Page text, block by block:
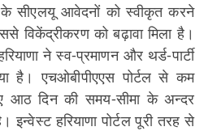
सीएलयू आवेदनों को स्वीकृत करने
विकेंद्रीकरण को बढ़ावा मिला है।
ने स्व-प्रमाणन और थर्ड-पार्टी
है। एचओबीपीएएस पोर्टल से कम
आठ दिन की समय-सीमा के अन्दर
इन्वेस्ट हरियाणा पोर्टल पूरी तरह से